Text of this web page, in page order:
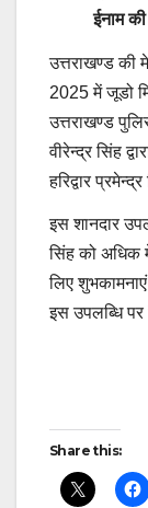
ईनाम
उत्तराखण्ड की
2025 में जूडो
उत्तराखण्ड
वीरेन्द्र सिंह
हरिद्वार
इस शानदार
सिंह को अधिक
लिए शुभकामनाएं
इस उपलब्धि
Post
Share this: